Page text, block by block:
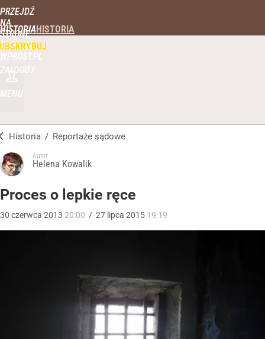
PRZEJDŹ
NA
STRONĘ
GŁÓWNĄ
WPROST.PL
HISTORIA
ZALOGUJ
MENU
Historia / Reportaże sądowe
Autor:
Helena Kowalik
Proces o lepkie ręce
30 czerwca 2013 20:00 / 27 lipca 2015 19:19